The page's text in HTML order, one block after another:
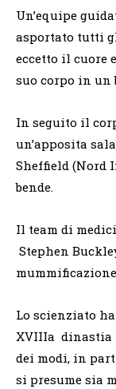
Un’equipe
asportato tutti
eccetto il cuore
suo corpo in un
In seguito il
un’apposita
Sheffield (Nord
bende.
Il team di
Stephen
Lo scienziato
XVIIIa dinastia
dei modi, in
si presume sia